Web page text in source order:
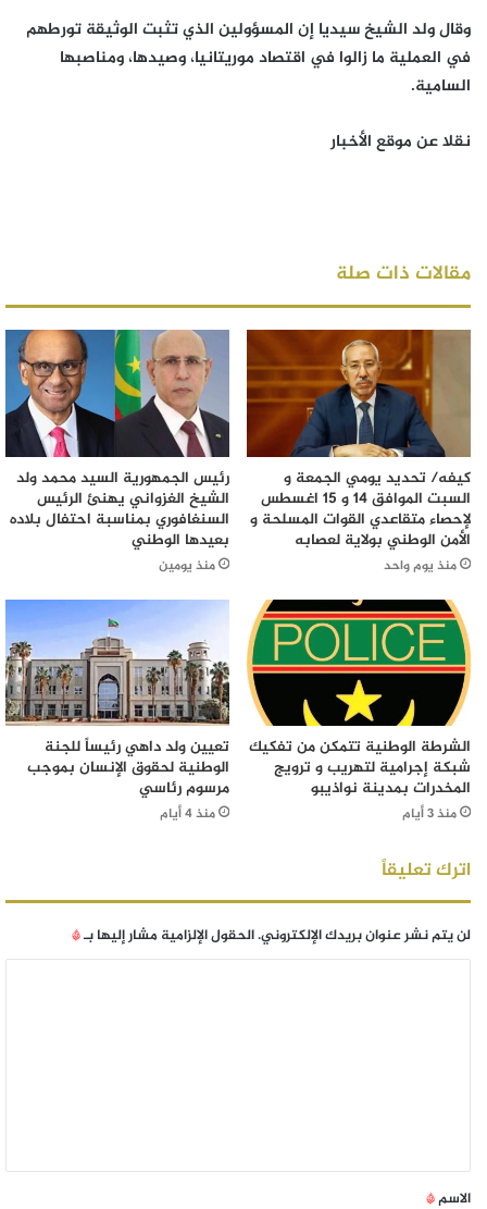
وقال ولد الشيخ سيديا إن المسؤولين الذي تثبت الوثيقة تورطهم
في العملية ما زالوا في اقتصاد موريتانيا، وصيدها، ومناصبها
السامية.
نقلا عن موقع الأخبار
مقالات ذات صلة
كيفه/ تحديد يومي الجمعة و
السبت الموافق 14 و 15 اغسطس
لإحصاء متقاعدي القوات المسلحة و
الأمن الوطني بولاية لعصابه
منذ يوم واحد
رئيس الجمهورية السيد محمد ولد
الشيخ الغزواني يهنئ الرئيس
السنغافوري بمناسبة احتفال بلاده
بعيدها الوطني
منذ يومين
الشرطة الوطنية تتمكن من تفكيك
شبكة إجرامية لتهريب و ترويج
المخدرات بمدينة نواذيبو
منذ 3 أيام
تعيين ولد داهي رئيساً للجنة
الوطنية لحقوق الإنسان بموجب
مرسوم رئاسي
منذ 4 أيام
اترك تعليقاً
لن يتم نشر عنوان بريدك الإلكتروني.الحقول الإلزامية مشار إليها بـ*
الاسم*